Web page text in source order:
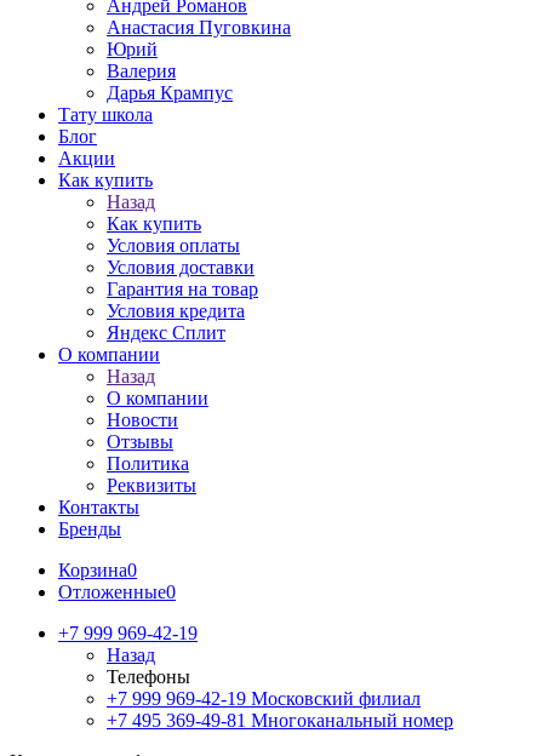
Андрей Романов
Анастасия Пуговкина
Юрий
Валерия
Дарья Крампус
Тату школа
Блог
Акции
Как купить
Назад
Как купить
Условия оплаты
Условия доставки
Гарантия на товар
Условия кредита
Яндекс Сплит
О компании
Назад
О компании
Новости
Отзывы
Политика
Реквизиты
Контакты
Бренды
Корзина0
Отложенные0
+7 999 969-42-19
Назад
Телефоны
+7 999 969-42-19 Московский филиал
+7 495 369-49-81 Многоканальный номер